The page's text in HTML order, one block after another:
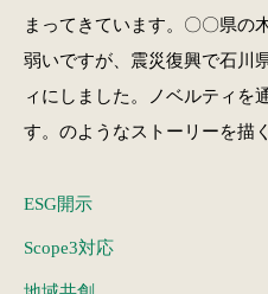
まってきています。〇〇県の
弱いですが、震災復興で石川
ィにしました。ノベルティを
す。のようなストーリーを描
ESG開示
Scope3対応